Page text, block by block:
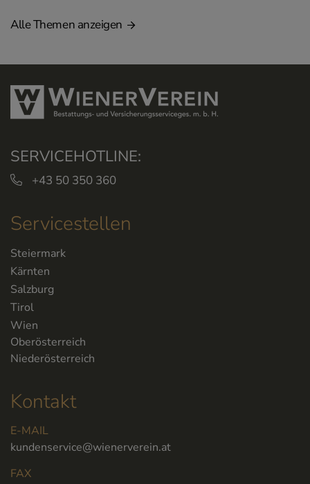
Alle Themen anzeigen
SERVICEHOTLINE:
+43 50 350 360
Kontakt
E-MAIL
kundenservice@wienerverein.at
FAX
Servicestellen
Steiermark
Kärnten
Salzburg
Tirol
Wien
Oberösterreich
Niederösterreich